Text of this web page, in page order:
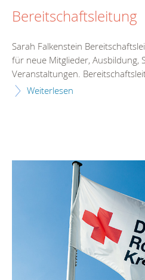
Bereitschaftsleitung
Sarah Falkenstein
für neue Mitglieder, Ausbildung,
Veranstaltungen.
Weiterlesen